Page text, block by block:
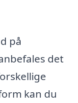
på
det
kan du